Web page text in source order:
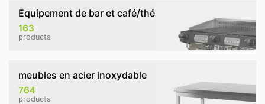
Equipement de bar et café/thé
163
products
meubles en acier inoxydable
764
products